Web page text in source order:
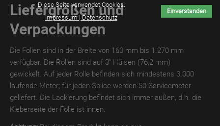
WET
TroTEMPTATION-
THERMO
TroTEMPTATION-
X
DIGITAL
Liefergrößen und
Verpackungen
Die Folien sind in der Breite von 160 mm bis 1.270 mm
verfügbar. Die Rollen sind auf 3" Hülsen (76,2 mm)
gewickelt. Auf jeder Rolle befinden sich mindestens 3.000
laufende Meter; für jeden Splice werden 50 Servicemeter
geliefert. Die Lackierung befindet sich immer außen, d.h. die
Kleberseite der Folie ist innen.
Diese Seite verwendet Cookies.
Impressum | Datenschutz
Einverstanden